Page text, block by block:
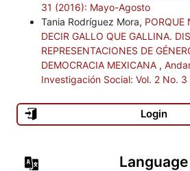
31 (2016): Mayo-Agosto
Tania Rodríguez Mora, PORQUE
DECIR GALLO QUE GALLINA.
REPRESENTACIONES DE
DEMOCRACIA MEXICANA ,
Investigación Social: Vol. 2 No.
Login
Language